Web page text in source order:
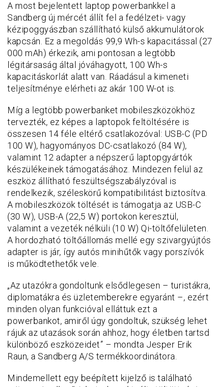
A most bejelentett laptop powerbankkel a
Sandberg új mércét állít fel a fedélzeti- vagy
kézipoggyászban szállítható külső akkumulátorok
kapcsán. Ez a megoldás 99,9 Wh-s kapacitással (27
000 mAh) érkezik, ami pontosan a legtöbb
légitársaság által jóváhagyott, 100 Wh-s
kapacitáskorlát alatt van. Ráadásul a kimeneti
teljesítménye elérheti az akár 100 W-ot is.
Míg a legtöbb powerbanket mobileszközökhöz
tervezték, ez képes a laptopok feltöltésére is
összesen 14 féle eltérő csatlakozóval: USB-C (PD
100 W), hagyományos DC-csatlakozó (84 W),
valamint 12 adapter a népszerű laptopgyártók
készülékeinek támogatásához. Mindezen felül az
eszköz állítható feszültségszabályzóval is
rendelkezik, széleskörű kompatibilitást biztosítva.
A mobileszközök töltését is támogatja az USB-C
(30 W), USB-A (22,5 W) portokon keresztül,
valamint a vezeték nélküli (10 W) Qi-töltőfelületen.
A hordozható töltőállomás mellé egy szivargyújtós
adapter is jár, így autós minihűtők vagy porszívók
is működtethetők vele.
„Az utazókra gondoltunk elsődlegesen – turistákra,
diplomatákra és üzletemberekre egyaránt –, ezért
minden olyan funkcióval elláttuk ezt a
powerbankot, amiről úgy gondoltuk, szükség lehet
rájuk az utazások során ahhoz, hogy életben tartsd
különböző eszközeidet” – mondta Jesper Erik
Raun, a Sandberg A/S termékkoordinátora.
Mindemellett egy beépített kijelző is található